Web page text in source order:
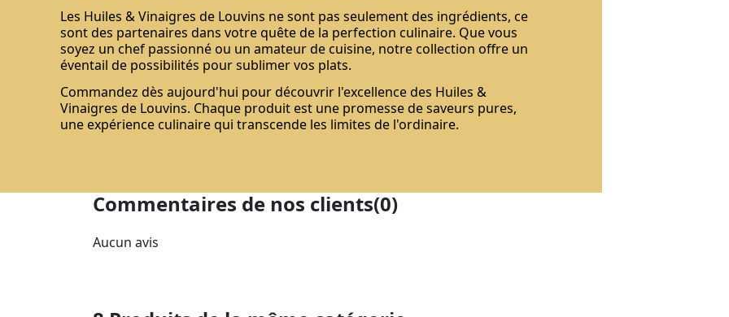
Les Huiles & Vinaigres de Louvins ne sont pas seulement des ingrédients, ce
sont des partenaires dans votre quête de la perfection culinaire. Que vous
soyez un chef passionné ou un amateur de cuisine, notre collection offre un
éventail de possibilités pour sublimer vos plats.
Commandez dès aujourd'hui pour découvrir l'excellence des Huiles &
Vinaigres de Louvins. Chaque produit est une promesse de saveurs pures,
une expérience culinaire qui transcende les limites de l'ordinaire.
Commentaires de nos clients(0)
Aucun avis